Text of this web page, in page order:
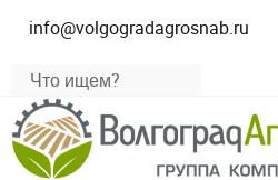
info@volgogradagrosnab.ru